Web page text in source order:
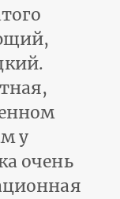
у
очень